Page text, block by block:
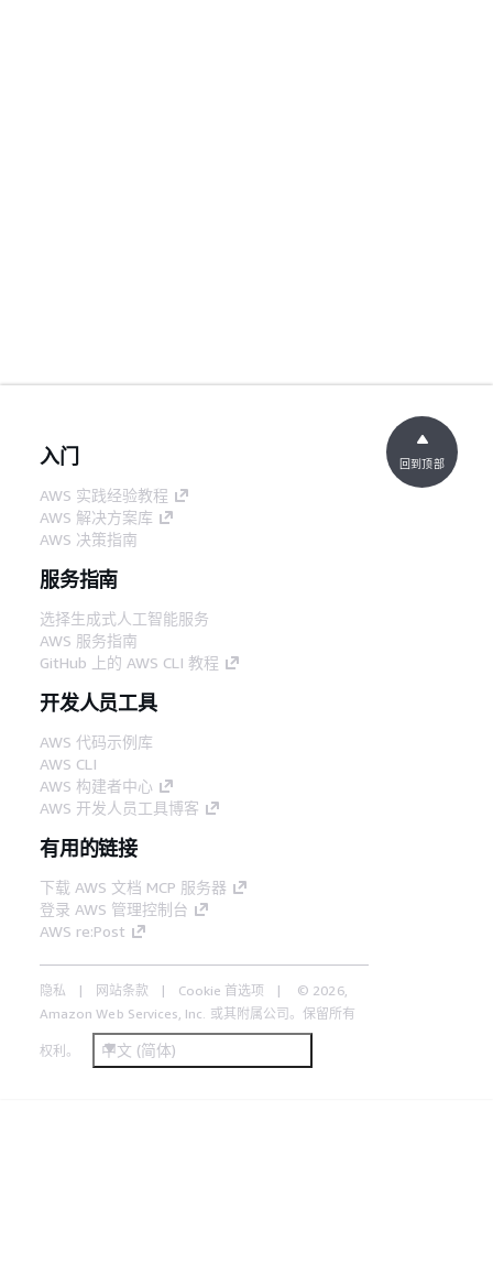
入门
AWS 实践经验教程
AWS 解决方案库
AWS 决策指南
服务指南
选择生成式人工智能服务
AWS 服务指南
GitHub 上的 AWS CLI 教程
开发人员工具
AWS 代码示例库
AWS CLI
AWS 构建者中心
AWS 开发人员工具博客
有用的链接
下载 AWS 文档 MCP 服务器
登录 AWS 管理控制台
AWS re:Post
隐私 网站条款 Cookie 首选项
© 2026,
Amazon Web Services, Inc. 或其附属公司。保留所有
权利。 中文 (简体)
回到顶部